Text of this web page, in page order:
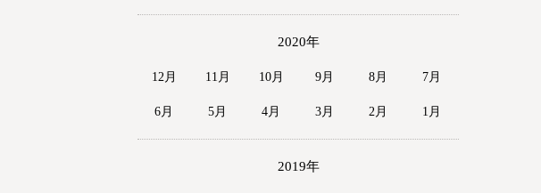
2020年
12月 11月 10月 9月 8月 7月
6月 5月 4月 3月 2月 1月
2019年